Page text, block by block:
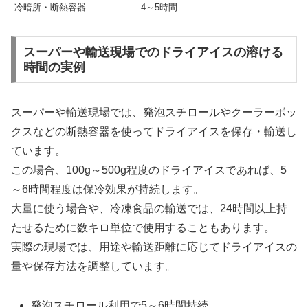
冷暗所・断熱容器
4～5時間
スーパーや輸送現場でのドライアイスの溶ける
時間の実例
スーパーや輸送現場では、発泡スチロールやクーラーボッ
クスなどの断熱容器を使ってドライアイスを保存・輸送し
ています。
この場合、100g～500g程度のドライアイスであれば、5
～6時間程度は保冷効果が持続します。
大量に使う場合や、冷凍食品の輸送では、24時間以上持
たせるために数キロ単位で使用することもあります。
実際の現場では、用途や輸送距離に応じてドライアイスの
量や保存方法を調整しています。